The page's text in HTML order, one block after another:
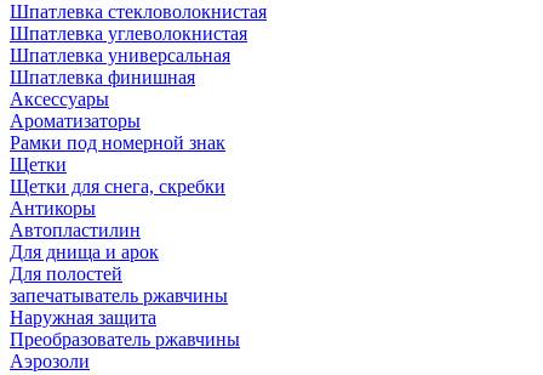
Шпатлевка стекловолокнистая
Шпатлевка углеволокнистая
Шпатлевка универсальная
Шпатлевка финишная
Аксессуары
Ароматизаторы
Рамки под номерной знак
Щетки
Щетки для снега, скребки
Антикоры
Автопластилин
Для днища и арок
Для полостей
запечатыватель ржавчины
Наружная защита
Преобразователь ржавчины
Аэрозоли